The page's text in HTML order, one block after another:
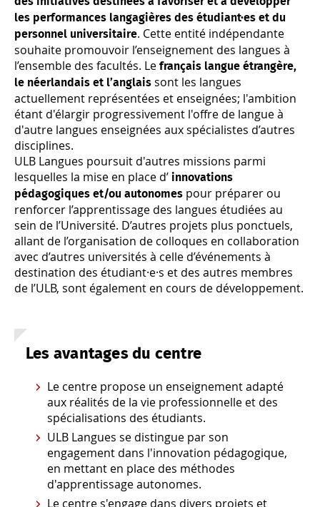
les performances langagières des étudiant·es et du
personnel universitaire. Cette entité indépendante
souhaite promouvoir l’enseignement des langues à
l’ensemble des facultés. Le français langue étrangère,
le néerlandais et l’anglais sont les langues
actuellement représentées et enseignées; l'ambition
étant d'élargir progressivement l'offre de langue à
d'autre langues enseignées aux spécialistes d’autres
disciplines.
ULB Langues poursuit d'autres missions parmi
lesquelles la mise en place d’ innovations
pédagogiques et/ou autonomes pour préparer ou
renforcer l’apprentissage des langues étudiées au
sein de l’Université. D’autres projets plus ponctuels,
allant de l’organisation de colloques en collaboration
avec d’autres universités à celle d’événements à
destination des étudiant·e·s et des autres membres
de l’ULB, sont également en cours de développement.
Les avantages du centre
Le centre propose un enseignement adapté
aux réalités de la vie professionnelle et des
spécialisations des étudiants.
ULB Langues se distingue par son
engagement dans l'innovation pédagogique,
en mettant en place des méthodes
d'apprentissage autonomes.
Le centre s'engage dans divers projets et